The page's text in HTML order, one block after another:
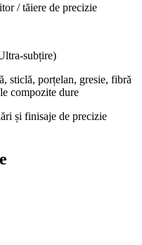
/ tăiere de precizie
subțire)
sticlă, porțelan, gresie, fibră
compozite dure
și finisaje de precizie